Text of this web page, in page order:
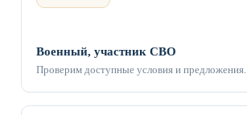
Военный, участник СВО
Проверим доступные условия и предложения.